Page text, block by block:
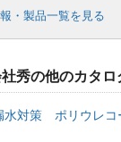
・製品一覧を見る
秀の他のカタロ
水対策 ポリウレコ